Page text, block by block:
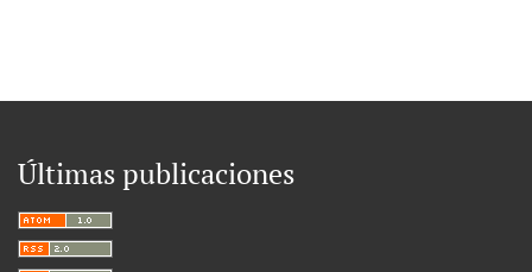
Últimas publicaciones